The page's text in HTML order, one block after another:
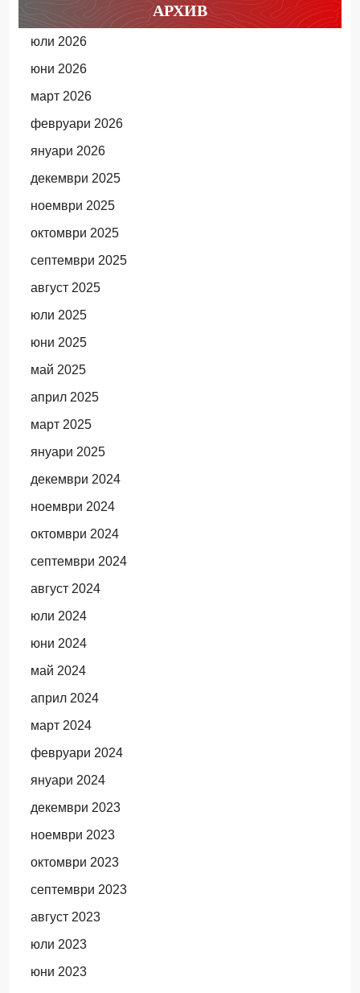
АРХИВ
юли 2026
юни 2026
март 2026
февруари 2026
януари 2026
декември 2025
ноември 2025
октомври 2025
септември 2025
август 2025
юли 2025
юни 2025
май 2025
април 2025
март 2025
януари 2025
декември 2024
ноември 2024
октомври 2024
септември 2024
август 2024
юли 2024
юни 2024
май 2024
април 2024
март 2024
февруари 2024
януари 2024
декември 2023
ноември 2023
октомври 2023
септември 2023
август 2023
юли 2023
юни 2023